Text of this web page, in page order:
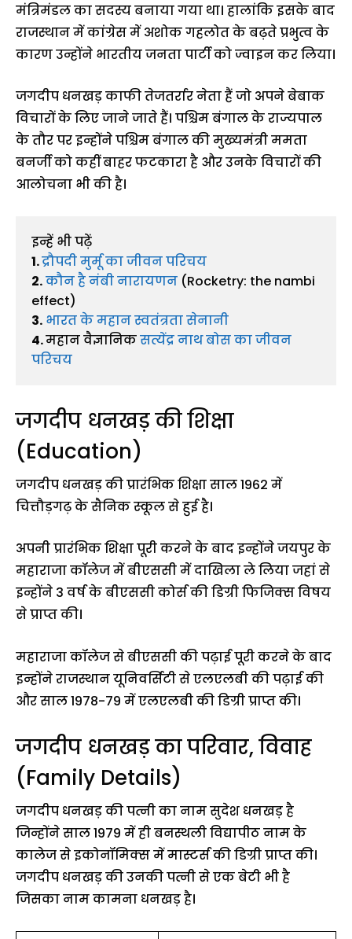
मंत्रिमंडल का सदस्य बनाया गया था। हालांकि इसके बाद
राजस्थान में कांग्रेस में अशोक गहलोत के बढ़ते प्रभुत्व के
कारण उन्होंने भारतीय जनता पार्टी को ज्वाइन कर लिया।
जगदीप धनखड़ काफी तेजतर्रार नेता हैं जो अपने बेबाक
विचारों के लिए जाने जाते हैं। पश्चिम बंगाल के राज्यपाल
के तौर पर इन्होंने पश्चिम बंगाल की मुख्यमंत्री ममता
बनर्जी को कहीं बाहर फटकारा है और उनके विचारों की
आलोचना भी की है।
1. द्रौपदी मुर्मू का जीवन परिचय
2. कौन है नंबी नारायणन (Rocketry: the nambi
3. भारत के महान स्वतंत्रता सेनानी
4. महान वैज्ञानिक सत्येंद्र नाथ बोस का जीवन
परिचय
जगदीप धनखड़ की शिक्षा
(Education)
जगदीप धनखड़ की प्रारंभिक शिक्षा साल 1962 में
चित्तौड़गढ़ के सैनिक स्कूल से हुई है।
अपनी प्रारंभिक शिक्षा पूरी करने के बाद इन्होंने जयपुर के
महाराजा कॉलेज में बीएससी में दाखिला ले लिया जहां से
इन्होंने 3 वर्ष के बीएससी कोर्स की डिग्री फिजिक्स विषय
से प्राप्त की।
महाराजा कॉलेज से बीएससी की पढ़ाई पूरी करने के बाद
इन्होंने राजस्थान यूनिवर्सिटी से एलएलबी की पढ़ाई की
और साल 1978-79 में एलएलबी की डिग्री प्राप्त की।
जगदीप धनखड़ का परिवार, विवाह
(Family Details)
जगदीप धनखड़ की पत्नी का नाम सुदेश धनखड़ है
जिन्होंने साल 1979 में ही बनस्थली विद्यापीठ नाम के
कालेज से इकोनॉमिक्स में मास्टर्स की डिग्री प्राप्त की।
जगदीप धनखड़ की उनकी पत्नी से एक बेटी भी है
जिसका नाम कामना धनखड़ है।